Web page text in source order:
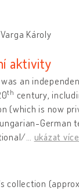
Károly
aktivity
was an
th century,
(which is now
German
ukázat více
collection